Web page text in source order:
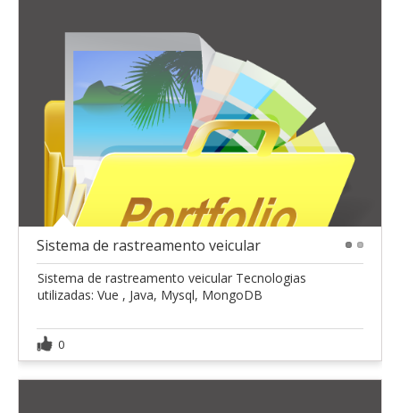
Sistema de rastreamento veicular
Sistema de rastreamento veicular Tecnologias
utilizadas: Vue , Java, Mysql, MongoDB
0